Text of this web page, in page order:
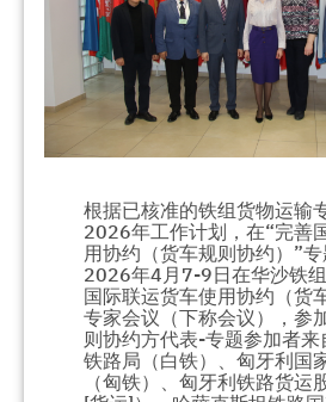
根据已核准的铁组货物运输
2026年工作计划，在“完善
用协约（货车规则协约）”专
2026年4月7-9日在华沙铁
国际联运货车使用协约（货
专家会议（下称会议），参
则协约方代表-专题参加者
铁路局（白铁）、匈牙利国
（匈铁）、匈牙利铁路货运